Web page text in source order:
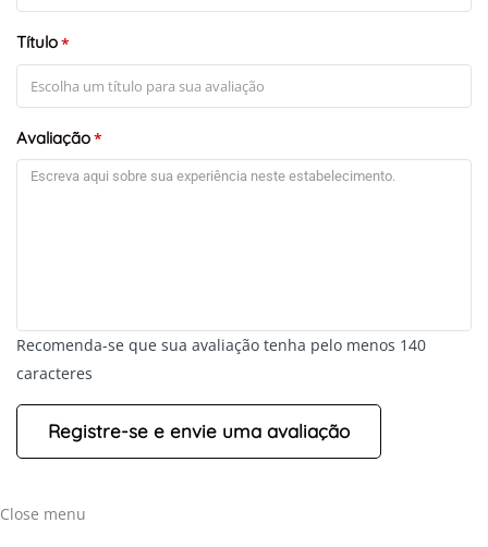
Título*
Avaliação*
Recomenda-se que sua avaliação tenha pelo menos 140
caracteres
Close menu